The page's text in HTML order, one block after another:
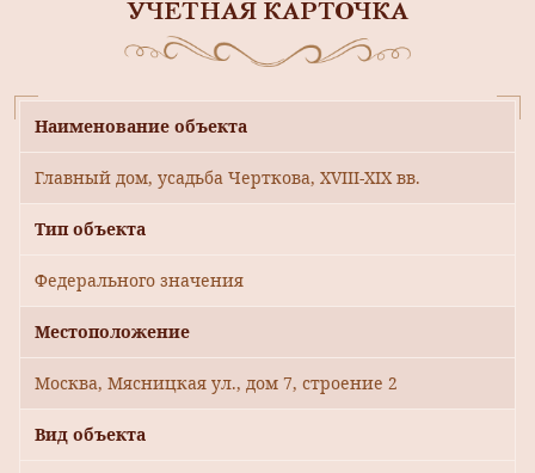
УЧЕТНАЯ КАРТОЧКА
Наименование объекта
Главный дом, усадьба Черткова, XVIII-XIX вв.
Тип объекта
Федерального значения
Местоположение
Москва, Мясницкая ул., дом 7, строение 2
Вид объекта